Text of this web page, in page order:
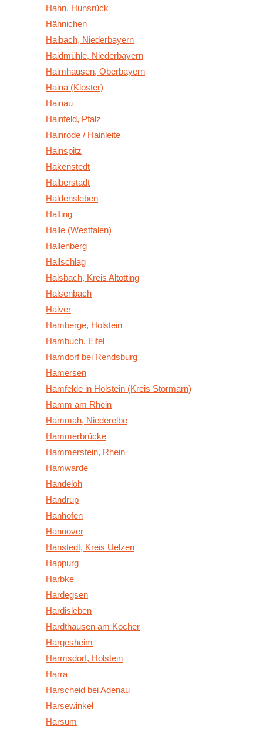
Hahn, Hunsrück
Hähnichen
Haibach, Niederbayern
Haidmühle, Niederbayern
Haimhausen, Oberbayern
Haina (Kloster)
Hainau
Hainfeld, Pfalz
Hainrode / Hainleite
Hainspitz
Hakenstedt
Halberstadt
Haldensleben
Halfing
Halle (Westfalen)
Hallenberg
Hallschlag
Halsbach, Kreis Altötting
Halsenbach
Halver
Hamberge, Holstein
Hambuch, Eifel
Hamdorf bei Rendsburg
Hamersen
Hamfelde in Holstein (Kreis Stormarn)
Hamm am Rhein
Hammah, Niederelbe
Hammerbrücke
Hammerstein, Rhein
Hamwarde
Handeloh
Handrup
Hanhofen
Hannover
Hanstedt, Kreis Uelzen
Happurg
Harbke
Hardegsen
Hardisleben
Hardthausen am Kocher
Hargesheim
Harmsdorf, Holstein
Harra
Harscheid bei Adenau
Harsewinkel
Harsum